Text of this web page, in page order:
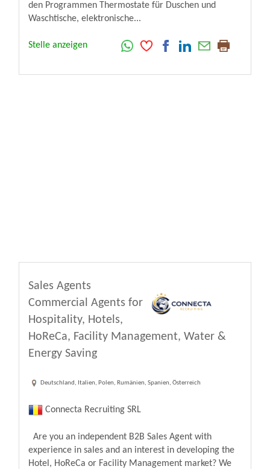
den Programmen Thermostate für Duschen und
Waschtische, elektronische...
Stelle anzeigen
Sales Agents
Commercial Agents for
Hospitality, Hotels,
HoReCa, Facility Management, Water &
Energy Saving
Deutschland, Italien, Polen, Rumänien, Spanien, Österreich
Connecta Recruiting SRL
Are you an independent B2B Sales Agent with
experience in sales and an interest in developing the
Hotel, HoReCa or Facility Management market? We